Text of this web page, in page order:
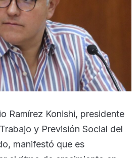
Ramírez Konishi, presidente
y Previsión Social del
manifestó que es